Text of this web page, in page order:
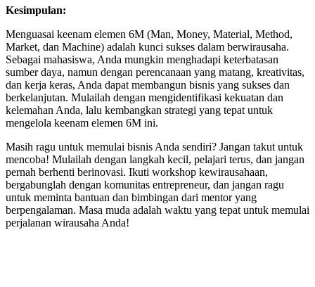
Kesimpulan:
Menguasai keenam elemen 6M (Man, Money, Material, Method,
Market, dan Machine) adalah kunci sukses dalam berwirausaha.
Sebagai mahasiswa, Anda mungkin menghadapi keterbatasan
sumber daya, namun dengan perencanaan yang matang, kreativitas,
dan kerja keras, Anda dapat membangun bisnis yang sukses dan
berkelanjutan. Mulailah dengan mengidentifikasi kekuatan dan
kelemahan Anda, lalu kembangkan strategi yang tepat untuk
mengelola keenam elemen 6M ini.
Masih ragu untuk memulai bisnis Anda sendiri? Jangan takut untuk
mencoba! Mulailah dengan langkah kecil, pelajari terus, dan jangan
pernah berhenti berinovasi. Ikuti workshop kewirausahaan,
bergabunglah dengan komunitas entrepreneur, dan jangan ragu
untuk meminta bantuan dan bimbingan dari mentor yang
berpengalaman. Masa muda adalah waktu yang tepat untuk memulai
perjalanan wirausaha Anda!